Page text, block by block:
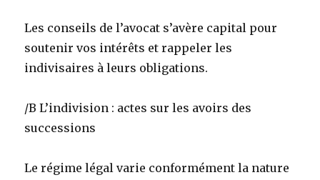
Les conseils de l’avocat s’avère capital pour
soutenir vos intérêts et rappeler les
indivisaires à leurs obligations.
/B L’indivision : actes sur les avoirs des
successions
Le régime légal varie conformément la nature